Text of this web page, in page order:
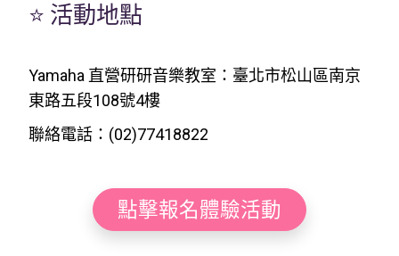
⭐ 活動地點
Yamaha 直營研研音樂教室：臺北市松山區南京
東路五段108號4樓
聯絡電話：(02)77418822
點擊報名體驗活動